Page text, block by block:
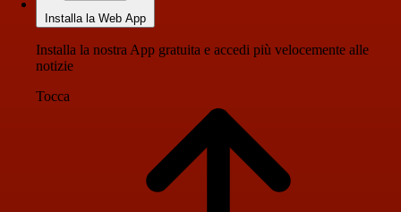
Installa la Web App
Installa la nostra App gratuita e accedi più velocemente alle
notizie
Tocca